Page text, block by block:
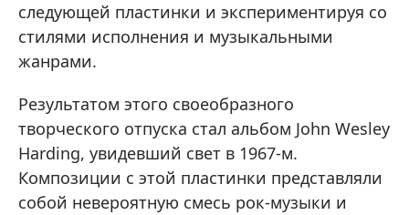
следующей пластинки и экспериментируя со
стилями исполнения и музыкальными
жанрами.
Результатом этого своеобразного
творческого отпуска стал альбом John Wesley
Harding, увидевший свет в 1967-м.
Композиции с этой пластинки представляли
собой невероятную смесь рок-музыки и